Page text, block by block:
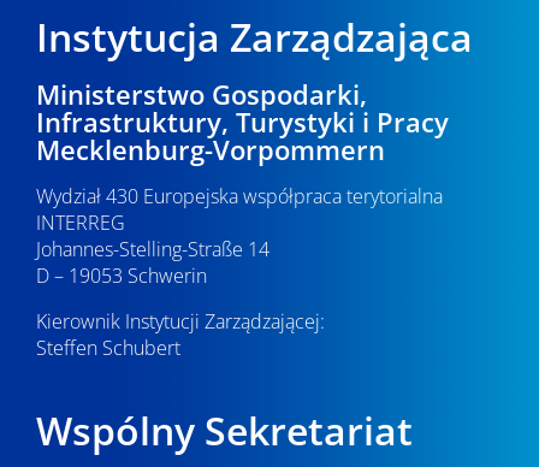
Instytucja Zarządzająca
Ministerstwo Gospodarki,
Infrastruktury, Turystyki i Pracy
Mecklenburg-Vorpommern
Wydział 430 Europejska współpraca terytorialna
INTERREG
Johannes-Stelling-Straße 14
D – 19053 Schwerin
Kierownik Instytucji Zarządzającej:
Steffen Schubert
Wspólny Sekretariat